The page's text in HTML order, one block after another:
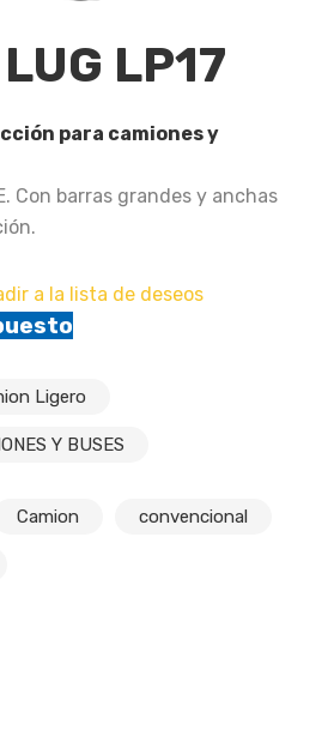
LP17
para camiones y
Con barras grandes y anchas
a la lista de deseos
Ligero
Y BUSES
Camion convencional